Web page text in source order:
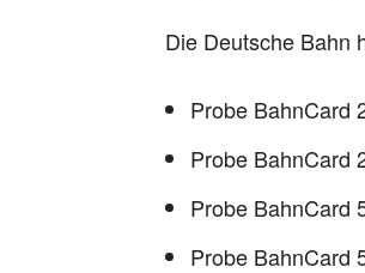
Die Deutsche Bahn
Probe BahnCard
Probe BahnCard
Probe BahnCard
Probe BahnCard